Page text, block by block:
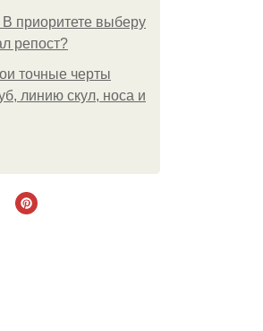
приоритете выберу
репост?
точные черты
линию скул, носа и